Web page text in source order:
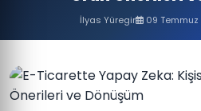
İlyas Yüregir 09